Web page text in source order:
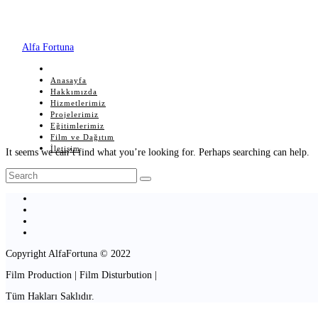
Alfa Fortuna
Anasayfa
Hakkımızda
Hizmetlerimiz
Projelerimiz
Eğitimlerimiz
Film ve Dağıtım
İletişim
It seems we can’t find what you’re looking for. Perhaps searching can help.
Copyright AlfaFortuna © 2022
Film Production | Film Disturbution |
Tüm Hakları Saklıdır.